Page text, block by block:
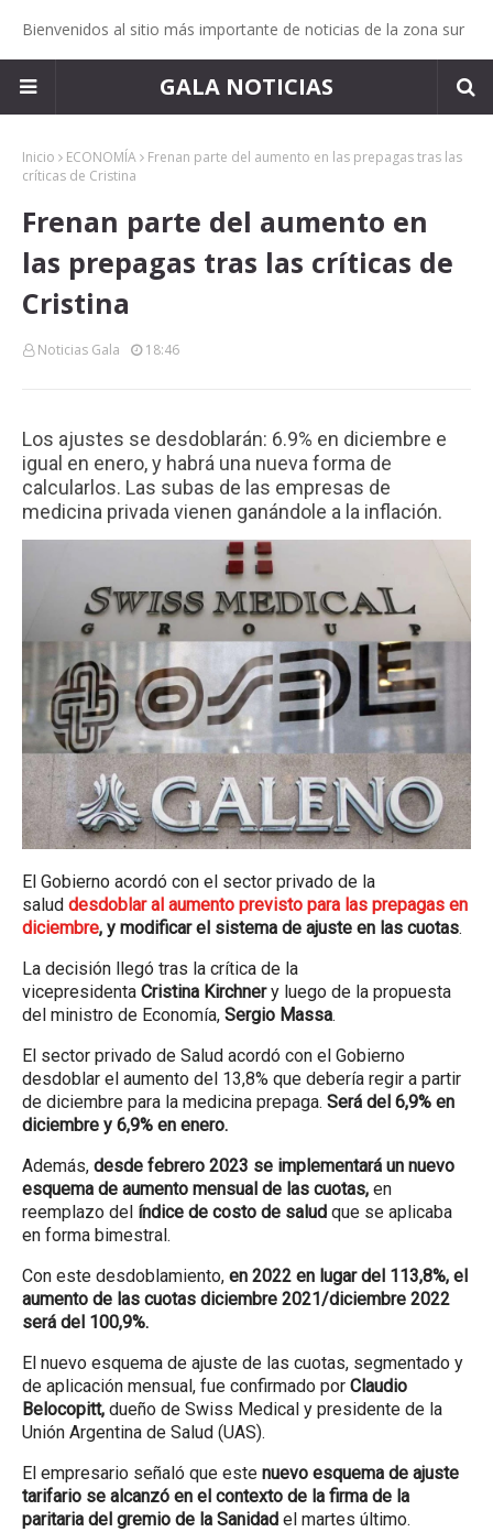
Bienvenidos al sitio más importante de noticias de la zona sur
GALA NOTICIAS
Inicio ECONOMÍA
Frenan parte del aumento en las prepagas tras las
críticas de Cristina
Frenan parte del aumento en
las prepagas tras las críticas de
Cristina
Noticias Gala 18:46
Los ajustes se desdoblarán: 6.9% en diciembre e
igual en enero, y habrá una nueva forma de
calcularlos. Las subas de las empresas de
medicina privada vienen ganándole a la inflación.
El Gobierno acordó con el sector privado de la
salud desdoblar al aumento previsto para las prepagas en
diciembre, y modificar el sistema de ajuste en las cuotas.
La decisión llegó tras la crítica de la
vicepresidenta Cristina Kirchnery luego de la propuesta
del ministro de Economía, Sergio Massa.
El sector privado de Salud acordó con el Gobierno
desdoblar el aumento del 13,8% que debería regir a partir
de diciembre para la medicina prepaga. Será del 6,9% en
diciembre y 6,9% en enero.
Además, desde febrero 2023 se implementará un nuevo
esquema de aumento mensual de las cuotas, en
reemplazo del índice de costo de salud que se aplicaba
en forma bimestral.
Con este desdoblamiento, en 2022 en lugar del 113,8%, el
aumento de las cuotas diciembre 2021/diciembre 2022
será del 100,9%.
El nuevo esquema de ajuste de las cuotas, segmentado y
de aplicación mensual, fue confirmado por Claudio
Belocopitt, dueño de Swiss Medical y presidente de la
Unión Argentina de Salud (UAS).
El empresario señaló que este nuevo esquema de ajuste
tarifario se alcanzó en el contexto de la firma de la
paritaria del gremio de la Sanidad el martes último.